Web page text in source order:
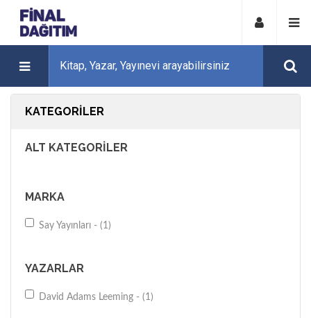
KATEGORILER
ALT KATEGORILER
MARKA
Say Yayınları - (1)
YAZARLAR
David Adams Leeming - (1)